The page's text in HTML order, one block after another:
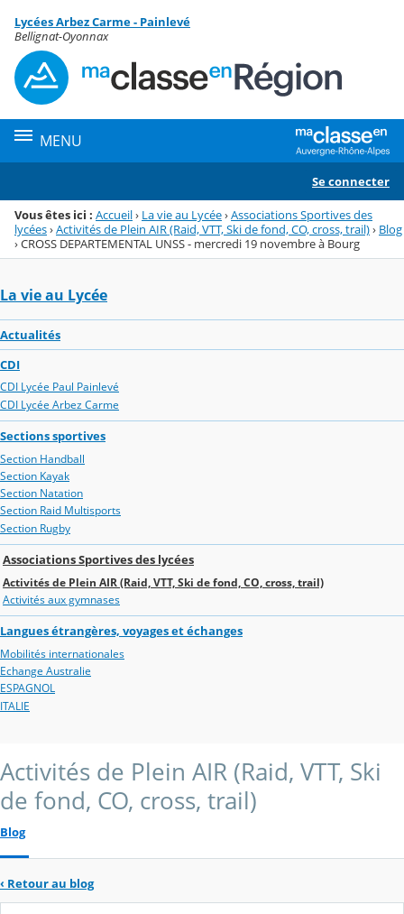
Menu de la rubrique
Contenu
Lycées Arbez Carme - Painlevé
Bellignat-Oyonnax
MENU
Se connecter
Vous êtes ici : Accueil› La vie au Lycée›Associations Sportives des
lycées›Activités de Plein AIR (Raid, VTT, Ski de fond, CO, cross, trail)› Blog
›CROSS DEPARTEMENTAL UNSS - mercredi 19 novembre à Bourg
La vie au Lycée
Actualités
CDI
CDI Lycée Paul Painlevé
CDI Lycée Arbez Carme
Sections sportives
Section Handball
Section Kayak
Section Natation
Section Raid Multisports
Section Rugby
Associations Sportives des lycées
Activités de Plein AIR (Raid, VTT, Ski de fond, CO, cross, trail)
Activités aux gymnases
Langues étrangères, voyages et échanges
Mobilités internationales
Echange Australie
ESPAGNOL
ITALIE
Activités de Plein AIR (Raid, VTT, Ski
de fond, CO, cross, trail)
Blog
‹ Retour au blog